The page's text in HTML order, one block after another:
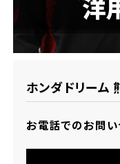
ホンダドリーム
お電話でのお問
ホンダドリ
ホンダドリ